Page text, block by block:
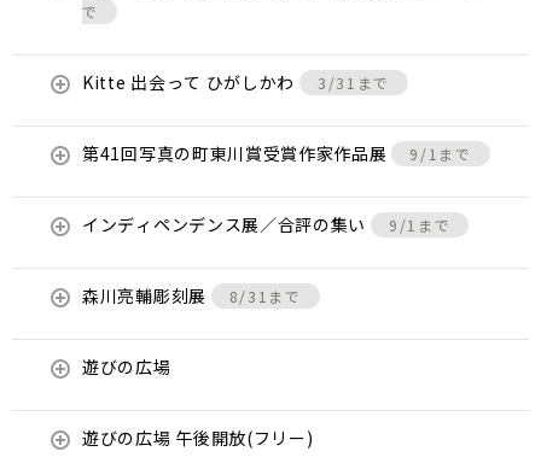
で
Kitte 出会って ひがしかわ 3/31まで
第41回写真の町東川賞受賞作家作品展 9/1まで
インディペンデンス展／合評の集い 9/1まで
森川亮輔彫刻展 8/31まで
遊びの広場
遊びの広場 午後開放(フリー)